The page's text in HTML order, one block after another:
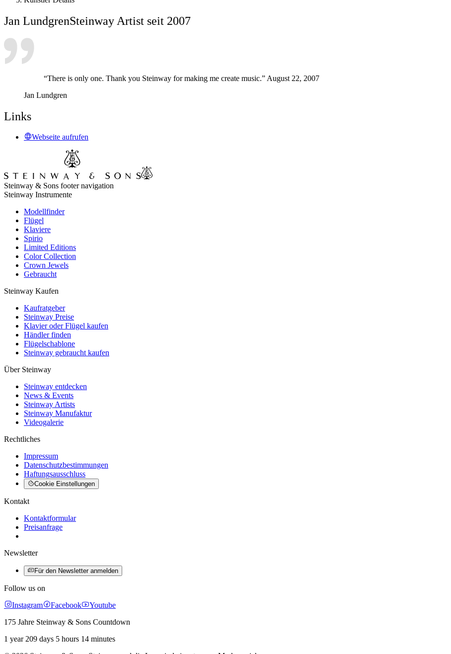
Jan LundgrenSteinway Artist seit 2007
“There is only one. Thank you Steinway for making me create music.” August 22, 2007
Jan Lundgren
Links
Webseite aufrufen
Steinway & Sons footer navigation
Steinway Instrumente
Modellfinder
Flügel
Klaviere
Spirio
Limited Editions
Color Collection
Crown Jewels
Gebraucht
Steinway Kaufen
Kaufratgeber
Steinway Preise
Klavier oder Flügel kaufen
Händler finden
Flügelschablone
Steinway gebraucht kaufen
Über Steinway
Steinway entdecken
News & Events
Steinway Artists
Steinway Manufaktur
Videogalerie
Rechtliches
Impressum
Datenschutzbestimmungen
Haftungsausschluss
Cookie Einstellungen
Kontakt
Kontaktformular
Preisanfrage
Newsletter
Für den Newsletter anmelden
Follow us on
Instagram
Facebook
Youtube
175 Jahre Steinway & Sons Countdown
1 year 209 days 5 hours 14 minutes